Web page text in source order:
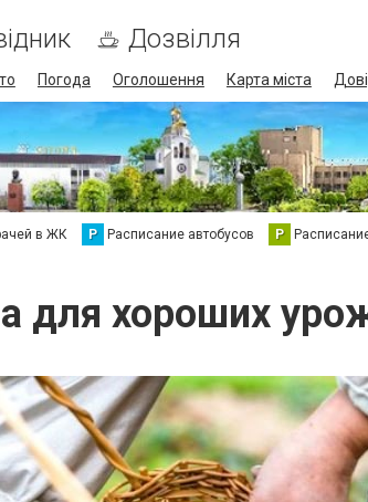
Дозвілля
Погода Оголошення Карта міста
в ЖК Р Расписание автобусов Р
для хороших